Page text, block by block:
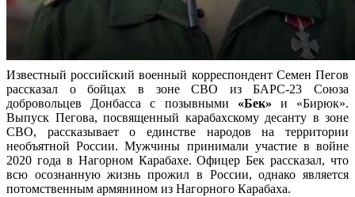
Известный российский военный корреспондент Семен Пегов
рассказал о бойцах в зоне СВО из БАРС-23 Союза
добровольцев Донбасса с позывными «Бек» и «Бирюк».
Выпуск Пегова, посвященный карабахскому десанту в зоне
СВО, рассказывает о единстве народов на территории
необъятной России. Мужчины принимали участие в войне
2020 года в Нагорном Карабахе. Офицер Бек рассказал, что
всю осознанную жизнь прожил в России, однако является
потомственным армянином из Нагорного Карабаха.